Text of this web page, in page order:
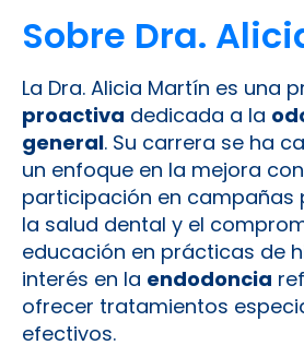
Sobre Dra.
La Dra. Alicia Martín es una
proactiva dedicada a la
general. Su carrera se ha
un enfoque en la mejora
participación en campañas
la salud dental y el
educación en prácticas de
interés en la endodoncia
ofrecer tratamientos
efectivos.